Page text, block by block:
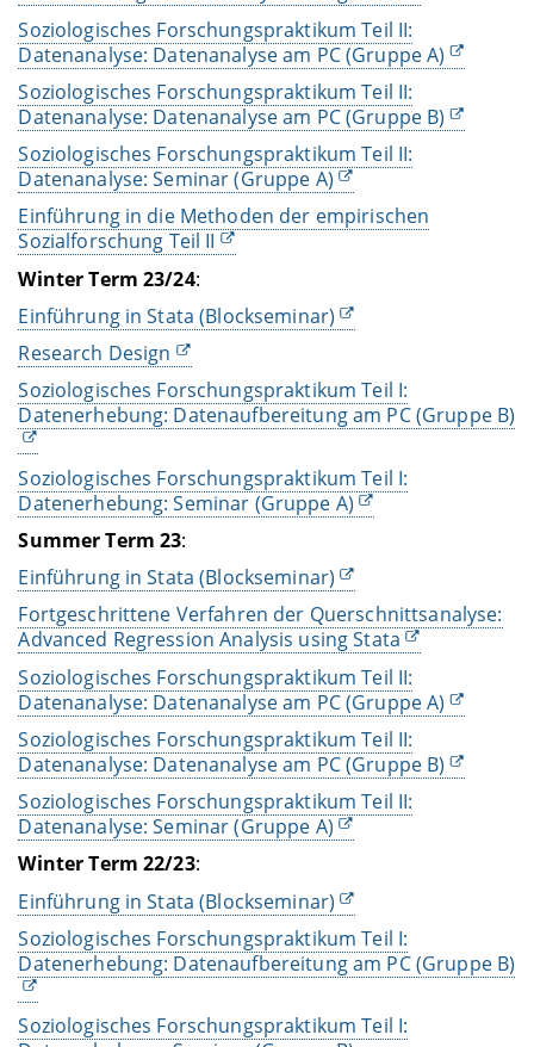
Soziologisches Forschungspraktikum Teil II:
Datenanalyse: Datenanalyse am PC (Gruppe A)
Soziologisches Forschungspraktikum Teil II:
Datenanalyse: Datenanalyse am PC (Gruppe B)
Soziologisches Forschungspraktikum Teil II:
Datenanalyse: Seminar (Gruppe A)
Einführung in die Methoden der empirischen
Sozialforschung Teil II
Winter Term23/24:
Einführung in Stata (Blockseminar)
Research Design
Soziologisches Forschungspraktikum Teil I:
Datenerhebung: Datenaufbereitung am PC (Gruppe B)
Soziologisches Forschungspraktikum Teil I:
Datenerhebung: Seminar (Gruppe A)
Summer Term 23:
Einführung in Stata (Blockseminar)
Fortgeschrittene Verfahren der Querschnittsanalyse:
Advanced Regression Analysis using Stata
Soziologisches Forschungspraktikum Teil II:
Datenanalyse: Datenanalyse am PC (Gruppe A)
Soziologisches Forschungspraktikum Teil II:
Datenanalyse: Datenanalyse am PC (Gruppe B)
Soziologisches Forschungspraktikum Teil II:
Datenanalyse: Seminar (Gruppe A)
Winter Term 22/23:
Einführung in Stata (Blockseminar)
Soziologisches Forschungspraktikum Teil I:
Datenerhebung: Datenaufbereitung am PC (Gruppe B)
Soziologisches Forschungspraktikum Teil I: